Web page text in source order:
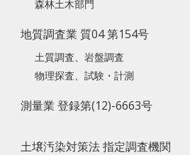
森林土木部門
地質調査業 質04 第154号
土質調査、岩盤調査
物理探査、試験・計測
測量業 登録第(12)-6663号
土壌汚染対策法 指定調査機関